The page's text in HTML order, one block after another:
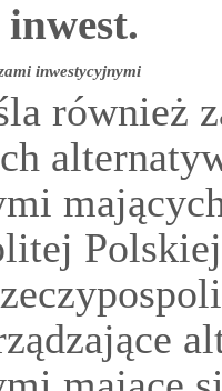
inwestycyjnymi
również